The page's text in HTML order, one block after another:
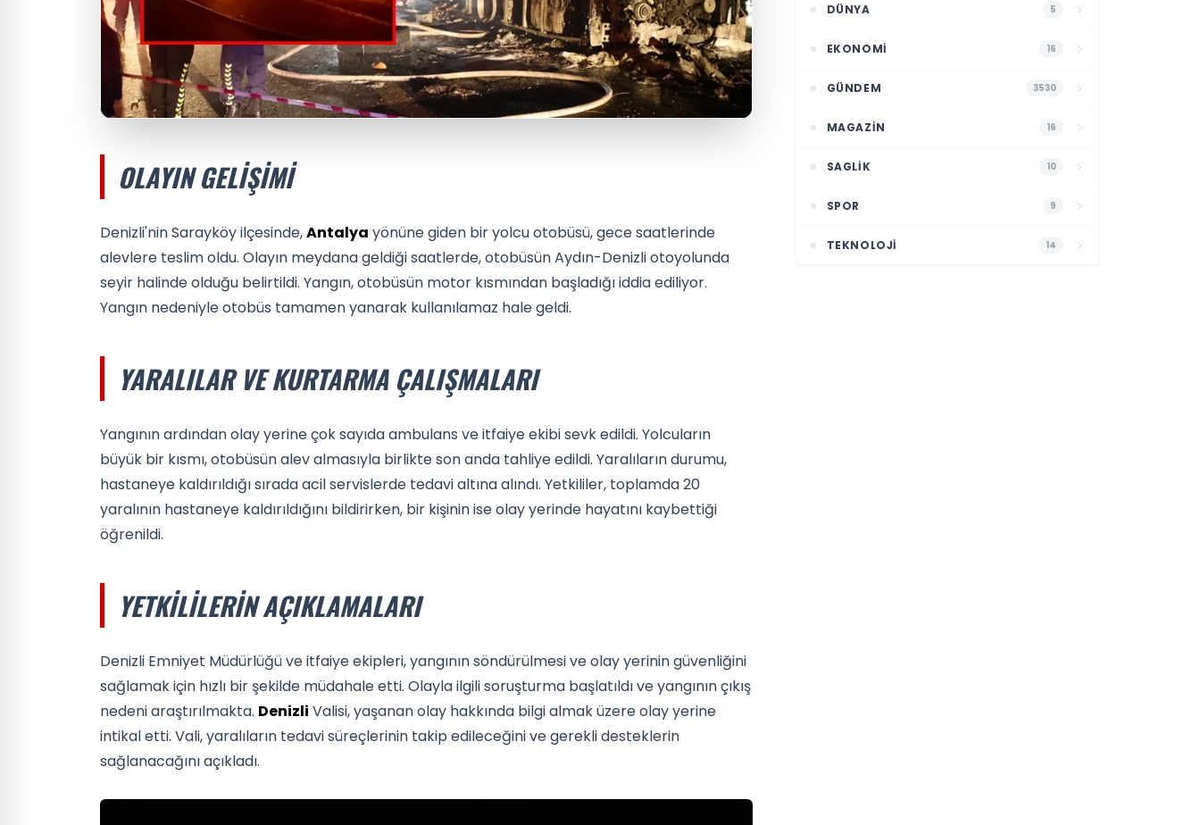
OLAYIN GELIŞIMI
Denizli'nin Sarayköy ilçesinde,Antalya yönüne giden bir yolcu otobüsü, gece saatlerinde
alevlere teslim oldu. Olayın meydana geldiği saatlerde, otobüsün Aydın-Denizli otoyolunda
seyir halinde olduğu belirtildi. Yangın, otobüsün motor kısmından başladığı iddia ediliyor.
Yangın nedeniyle otobüs tamamen yanarak kullanılamaz hale geldi.
YARALILAR VE KURTARMA ÇALIŞMALARI
Yangının ardından olay yerine çok sayıda ambulans ve itfaiye ekibi sevk edildi. Yolcuların
büyük bir kısmı, otobüsün alev almasıyla birlikte son anda tahliye edildi. Yaralıların durumu,
hastaneye kaldırıldığı sırada acil servislerde tedavi altına alındı. Yetkililer, toplamda 20
yaralının hastaneye kaldırıldığını bildirirken, bir kişinin ise olay yerinde hayatını kaybettiği
öğrenildi.
YETKILILERIN AÇIKLAMALARI
Denizli Emniyet Müdürlüğü ve itfaiye ekipleri, yangının söndürülmesi ve olay yerinin güvenliğini
sağlamak için hızlı bir şekilde müdahale etti. Olayla ilgili soruşturma başlatıldı ve yangının çıkış
nedeni araştırılmakta. Denizli Valisi, yaşanan olay hakkında bilgi almak üzere olay yerine
intikal etti. Vali, yaralıların tedavi süreçlerinin takip edileceğini ve gerekli desteklerin
sağlanacağını açıkladı.
DÜNYA 5
EKONOMI 16
GÜNDEM 3530
MAGAZIN 16
SAGLIK 10
SPOR 9
TEKNOLOJI 14